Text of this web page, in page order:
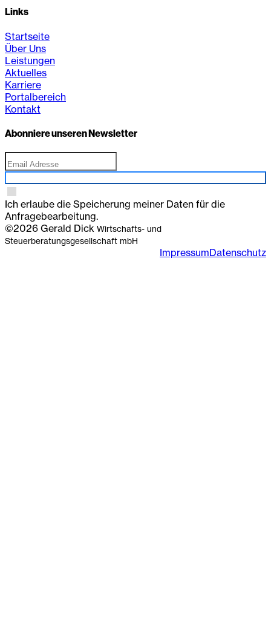
Links
Startseite
Über Uns
Leistungen
Aktuelles
Karriere
Portalbereich
Kontakt
Abonniere unseren Newsletter
Ich erlaube die Speicherung meiner Daten für die
Anfragebearbeitung.
©2026 Gerald Dick Wirtschafts- und
Steuerberatungsgesellschaft mbH
ImpressumDatenschutz